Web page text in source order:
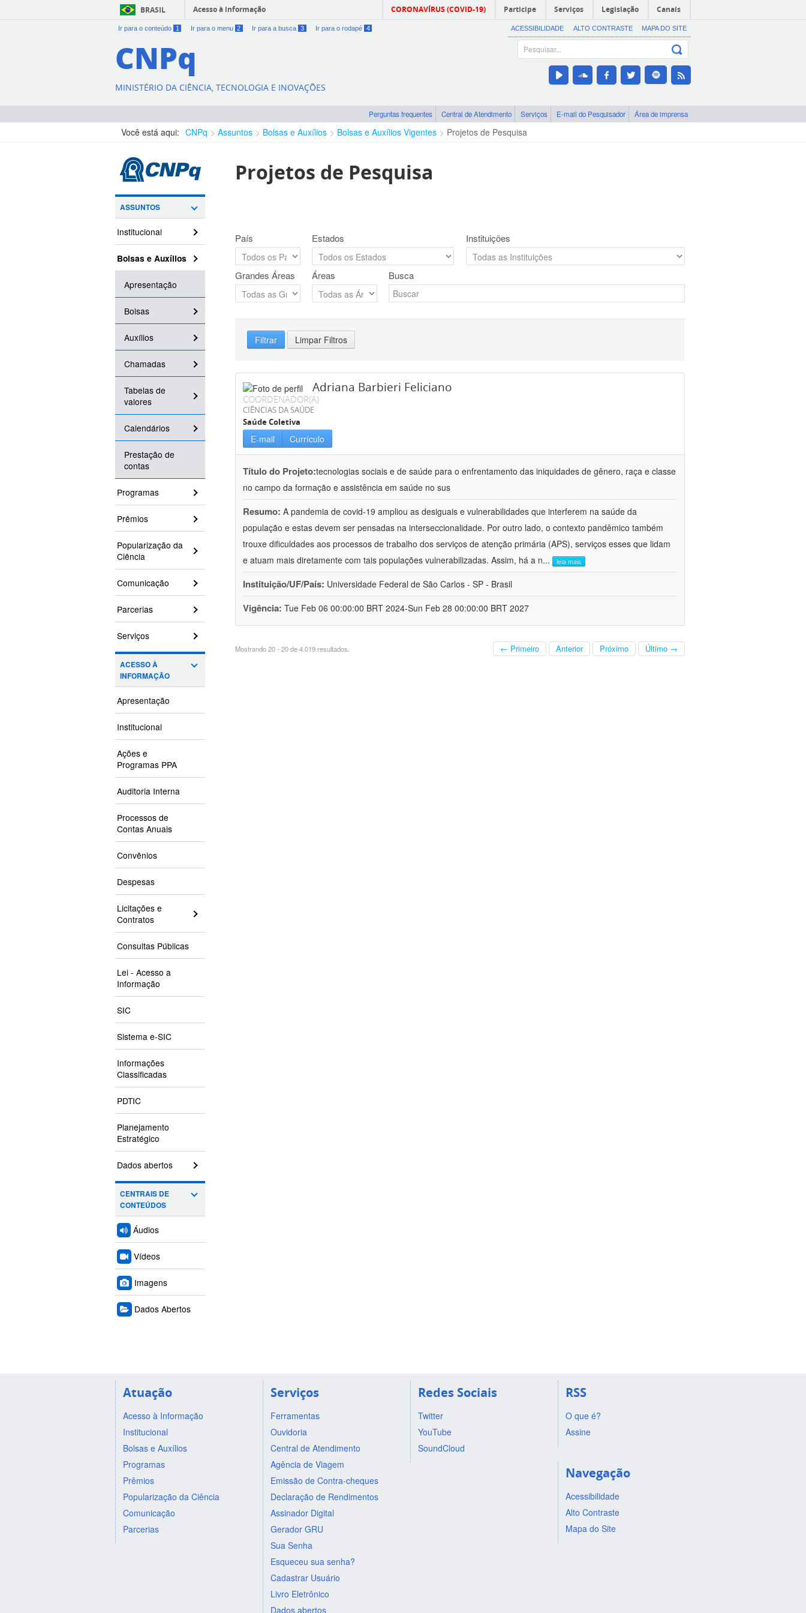
BRASIL Acesso à informação CORONAVÍRUS (COVID-19) Participe Serviços Legislação Canais
Ir para o conteúdo 1 Ir para o menu 2 Ir para a busca 3 Ir para o rodapé 4 ACESSIBILIDADE ALTO CONTRASTE MAPA DO SITE
CNPq
MINISTÉRIO DA CIÊNCIA, TECNOLOGIA E INOVAÇÕES
Perguntas frequentes Central de Atendimento Serviços E-mail do Pesquisador Área de imprensa
Você está aqui: CNPq Assuntos Bolsas e Auxílios Bolsas e Auxílios Vigentes Projetos de Pesquisa
ASSUNTOS
Institucional
Bolsas e Auxílios
Apresentação
Bolsas
Auxílios
Chamadas
Tabelas de
valores
Calendários
Prestação de
contas
Programas
Prêmios
Popularização da
Ciência
Comunicação
Parcerias
Serviços
ACESSO À
INFORMAÇÃO
Apresentação
Institucional
Ações e
Programas PPA
Auditoria Interna
Processos de
Contas Anuais
Convênios
Despesas
Licitações e
Contratos
Consultas Públicas
Lei - Acesso a
Informação
SIC
Sistema e-SIC
Informações
Classificadas
PDTIC
Planejamento
Estratégico
Dados abertos
CENTRAIS DE
CONTEÚDOS
Áudios
Vídeos
Imagens
Dados Abertos
Projetos de Pesquisa
País Estados Instituições
Grandes Áreas Áreas Busca
Filtrar Limpar Filtros
Adriana Barbieri Feliciano
COORDENADOR(A)
CIÊNCIAS DA SAÚDE
Saúde Coletiva
E-mail Currículo
Título do Projeto:tecnologias sociais e de saúde para o enfrentamento das iniquidades de gênero, raça e classe
no campo da formação e assistência em saúde no sus
Resumo: A pandemia de covid-19 ampliou as desiguais e vulnerabilidades que interferem na saúde da
população e estas devem ser pensadas na interseccionalidade. Por outro lado, o contexto pandêmico também
trouxe dificuldades aos processos de trabalho dos serviços de atenção primária (APS), serviços esses que lidam
e atuam mais diretamente com tais populações vulnerabilizadas. Assim, há a n... leia mais
Instituição/UF/País: Universidade Federal de São Carlos - SP - Brasil
Vigência: Tue Feb 06 00:00:00 BRT 2024-Sun Feb 28 00:00:00 BRT 2027
Mostrando 20 - 20 de 4.019 resultados. ← Primeiro Anterior Próximo Último →
Atuação
Acesso à Informação
Institucional
Bolsas e Auxílios
Programas
Prêmios
Popularização da Ciência
Comunicação
Parcerias
Serviços
Ferramentas
Ouvidoria
Central de Atendimento
Agência de Viagem
Emissão de Contra-cheques
Declaração de Rendimentos
Assinador Digital
Gerador GRU
Sua Senha
Esqueceu sua senha?
Cadastrar Usuário
Livro Eletrônico
Dados abertos
Redes Sociais
Twitter
YouTube
SoundCloud
RSS
O que é?
Assine
Navegação
Acessibilidade
Alto Contraste
Mapa do Site